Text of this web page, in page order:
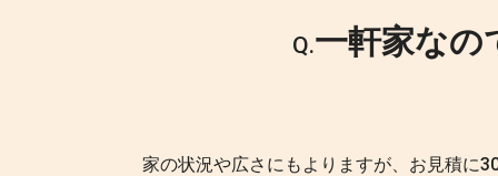
Q.一軒家なの
家の状況や広さにもよりますが、お見積に